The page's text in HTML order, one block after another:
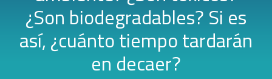
¿Son biodegradables? Si es
así, ¿cuánto tiempo tardarán
en decaer?